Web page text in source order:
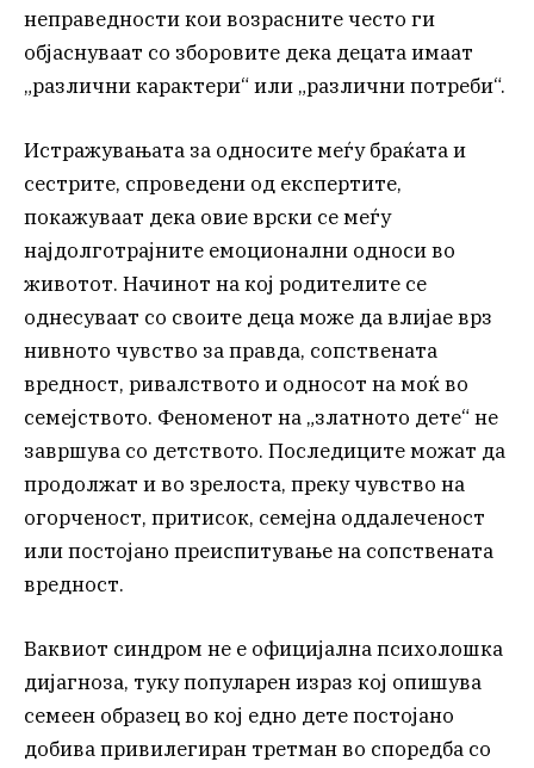
неправедности кои возрасните често ги
објаснуваат со зборовите дека децата имаат
„различни карактери“ или „различни потреби“.
Истражувањата за односите меѓу браќата и
сестрите, спроведени од експертите,
покажуваат дека овие врски се меѓу
најдолготрајните емоционални односи во
животот. Начинот на кој родителите се
однесуваат со своите деца може да влијае врз
нивното чувство за правда, сопствената
вредност, ривалството и односот на моќ во
семејството. Феноменот на „златното дете“ не
завршува со детството. Последиците можат да
продолжат и во зрелоста, преку чувство на
огорченост, притисок, семејна оддалеченост
или постојано преиспитување на сопствената
вредност.
Ваквиот синдром не е официјална психолошка
дијагноза, туку популарен израз кој опишува
семеен образец во кој едно дете постојано
добива привилегиран третман во споредба со